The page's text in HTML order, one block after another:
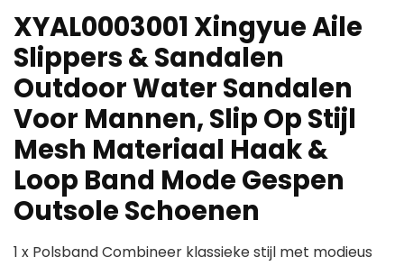
XYAL0003001 Xingyue Aile
Slippers & Sandalen
Outdoor Water Sandalen
Voor Mannen, Slip Op Stijl
Mesh Materiaal Haak &
Loop Band Mode Gespen
Outsole Schoenen
1 x Polsband Combineer klassieke stijl met modieus